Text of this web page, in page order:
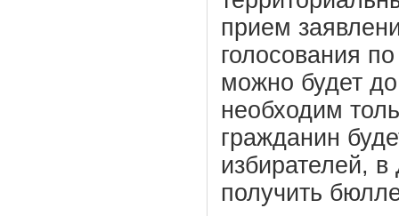
прием
голосования
можно будет
необходим
гражданин
избирателей, в
получить